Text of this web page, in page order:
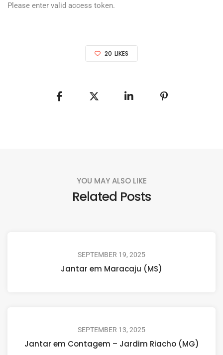
Please enter valid access token.
20 LIKES
YOU MAY ALSO LIKE
Related Posts
SEPTEMBER 19, 2025
Jantar em Maracaju (MS)
SEPTEMBER 13, 2025
Jantar em Contagem – Jardim Riacho (MG)